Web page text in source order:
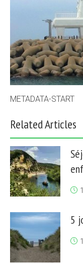
METADATA-START
Related Articles
5